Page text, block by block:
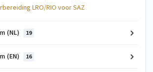
LRO/RIO voor SAZ
(NL) 19
(EN) 16